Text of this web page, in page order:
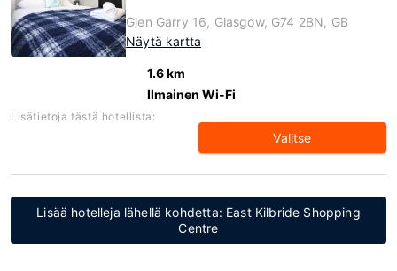
Glen Garry 16, Glasgow, G74 2BN, GB
Näytä kartta
1.6 km
Ilmainen Wi-Fi
Lisätietoja tästä hotellista:
Valitse
Lisää hotelleja lähellä kohdetta: East Kilbride Shopping
Centre